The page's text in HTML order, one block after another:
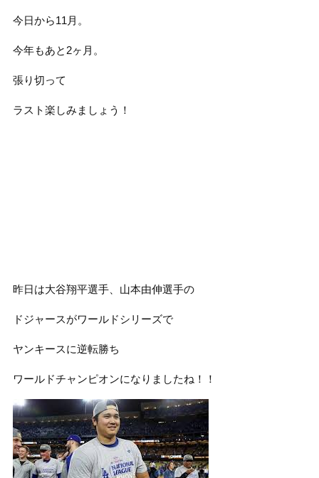
今日から11月。
今年もあと2ヶ月。
張り切って
ラスト楽しみましょう！
昨日は大谷翔平選手、山本由伸選手の
ドジャースがワールドシリーズで
ヤンキースに逆転勝ち
ワールドチャンピオンになりましたね！！